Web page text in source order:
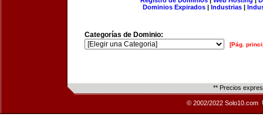
Dominios Expirados | Industrias |
Categorías de Dominio:
[Pág.
** Precios
© 2002/2022 Solo10.com